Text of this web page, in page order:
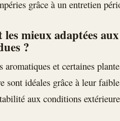
grâce à un entretien
mieux adaptées aux
?
aromatiques et certaines
sont idéales grâce à leur faible
aux conditions